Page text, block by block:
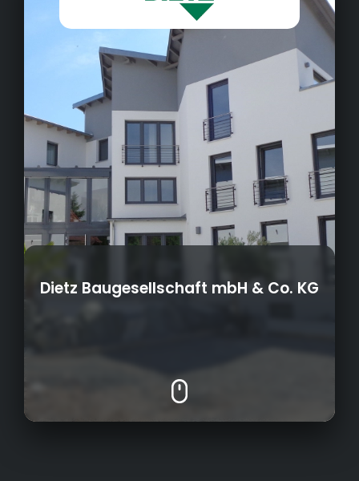
Dietz Baugesellschaft mbH & Co. KG